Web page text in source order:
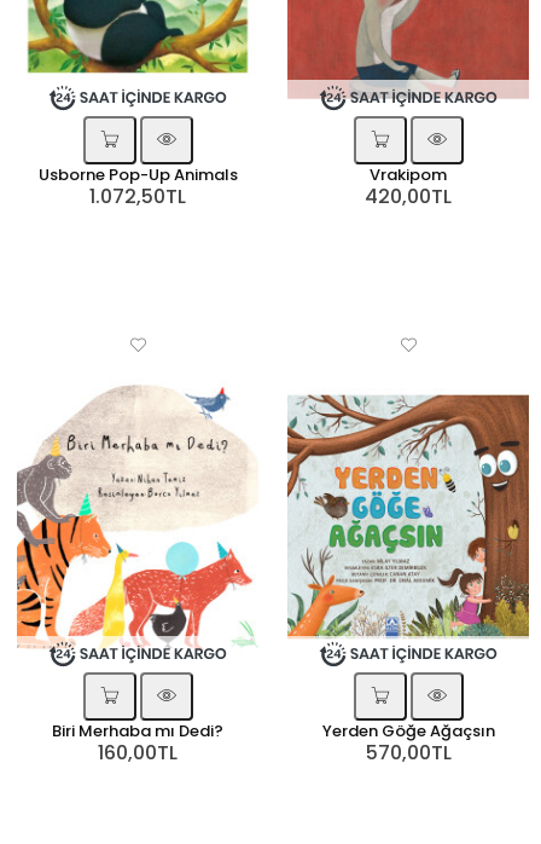
Usborne Pop-Up Animals
1.072,50TL
Vrakipom
420,00TL
Biri Merhaba mı Dedi?
160,00TL
Yerden Göğe Ağaçsın
570,00TL